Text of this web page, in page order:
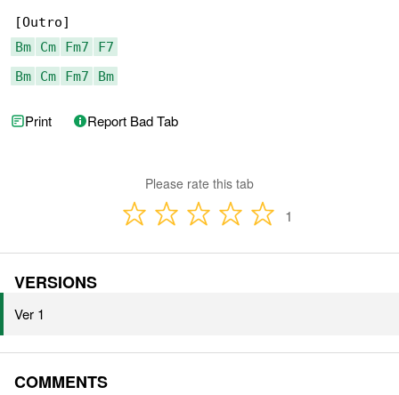
Bm
Cm Fm7
F7
Bm
Cm Fm7 Bm
Print Report Bad Tab
Please rate this tab
1
VERSIONS
Ver 1
COMMENTS